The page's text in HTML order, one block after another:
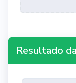
Resultado